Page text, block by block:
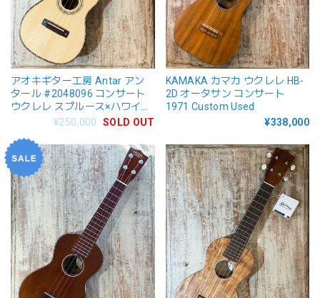
アオキギター工房 Antar アン
タール #2048096 コンサート
ウクレレ スプルース×ハワイア
¥250,000 SOLD OUT
KAMAKA カマカ ウクレレ HB-
2D オータサン コンサート
1971 Custom Used
¥338,000